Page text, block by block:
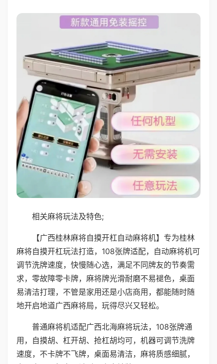
相关麻将玩法及特色;
【广西桂林麻将自摸开杠自动麻将机】专为桂林
麻将自摸开杠玩法打造，108张牌适配，自动麻将机可
调节洗牌速度，快慢随心选，满足不同牌友的节奏需
求，零故障零卡牌，麻将牌光滑耐磨不易褪色，桌面
易清洁打理，不管是家用还是小店商用，都能随时随
地开启地道广西麻将局，玩得尽兴又轻松。
普通麻将机适配广西北海麻将玩法，108张牌通
用，自摸胡、杠开胡、抢杠胡均可，机器可调节洗牌
速度，不卡牌不飞牌，桌面易清洁，麻将质感细腻，